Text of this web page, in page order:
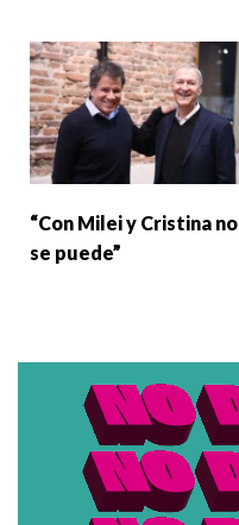
“Con Milei y Cristina no
se puede”